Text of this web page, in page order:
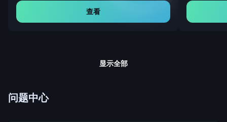
查看
显示全部
问题中心